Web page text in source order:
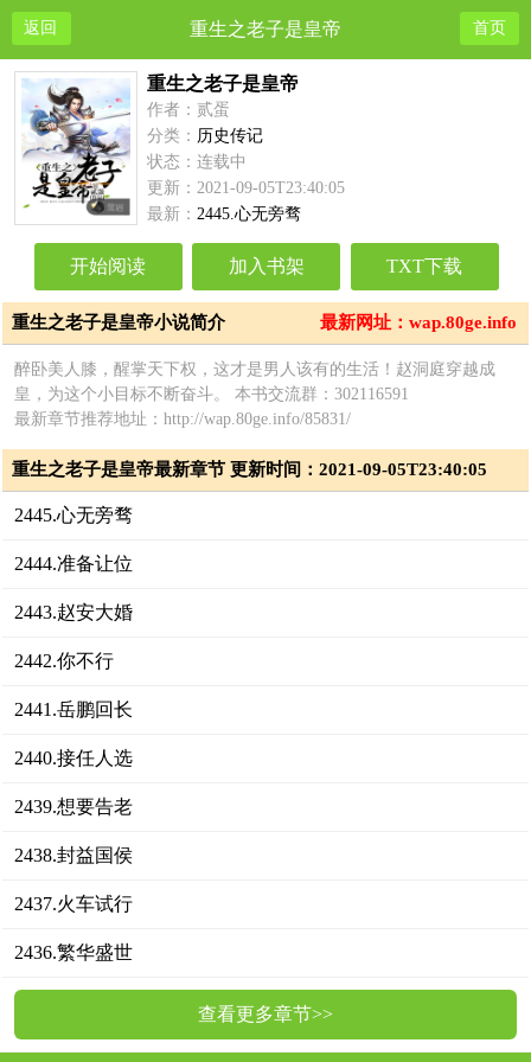
返回 重生之老子是皇帝 首页
重生之老子是皇帝
作者：贰蛋
分类： 历史传记
状态：连载中
更新：2021-09-05T23:40:05
最新：2445.心无旁骛
开始阅读 加入书架 TXT下载
最新网址：wap.80ge.info
重生之老子是皇帝小说简介
醉卧美人膝，醒掌天下权，这才是男人该有的生活！赵洞庭穿越成
皇，为这个小目标不断奋斗。 本书交流群：302116591
最新章节推荐地址：http://wap.80ge.info/85831/
重生之老子是皇帝最新章节 更新时间：2021-09-05T23:40:05
2445.心无旁骛
2444.准备让位
2443.赵安大婚
2442.你不行
2441.岳鹏回长
2440.接任人选
2439.想要告老
2438.封益国侯
2437.火车试行
2436.繁华盛世
查看更多章节>>